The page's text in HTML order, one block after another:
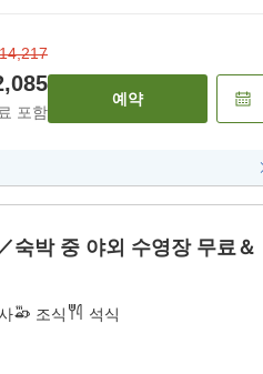
포함
예약
숙박 중 야외 수영장 무료＆
조식 석식